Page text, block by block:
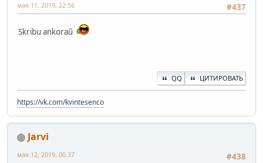
#437
мая 11, 2019, 22:56
Skribu ankoraŭ
QQ ЦИТИРОВАТЬ
https://vk.com/kvintesenco
Jarvi
#438
мая 12, 2019, 00:37